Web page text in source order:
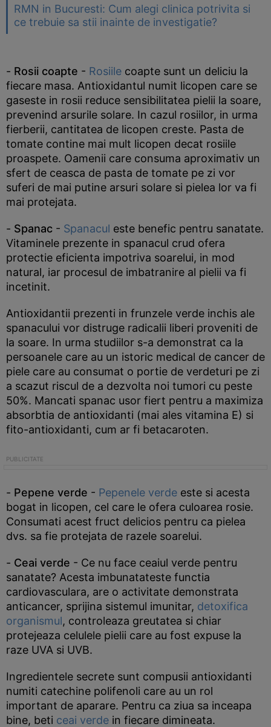
RMN in Bucuresti: Cum alegi clinica potrivita si
ce trebuie sa stii inainte de investigatie?
- Rosii coapte - Rosiile coapte sunt un deliciu la
fiecare masa. Antioxidantul numit licopen care se
gaseste in rosii reduce sensibilitatea pielii la soare,
prevenind arsurile solare. In cazul rosiilor, in urma
fierberii, cantitatea de licopen creste. Pasta de
tomate contine mai mult licopen decat rosiile
proaspete. Oamenii care consuma aproximativ un
sfert de ceasca de pasta de tomate pe zi vor
suferi de mai putine arsuri solare si pielea lor va fi
mai protejata.
- Spanac - Spanacul este benefic pentru sanatate.
Vitaminele prezente in spanacul crud ofera
protectie eficienta impotriva soarelui, in mod
natural, iar procesul de imbatranire al pielii va fi
incetinit.
Antioxidantii prezenti in frunzele verde inchis ale
spanacului vor distruge radicalii liberi proveniti de
la soare. In urma studiilor s-a demonstrat ca la
persoanele care au un istoric medical de cancer de
piele care au consumat o portie de verdeturi pe zi
a scazut riscul de a dezvolta noi tumori cu peste
50%. Mancati spanac usor fiert pentru a maximiza
absorbtia de antioxidanti (mai ales vitamina E) si
fito-antioxidanti, cum ar fi betacaroten.
- Pepene verde - Pepenele verde este si acesta
bogat in licopen, cel care le ofera culoarea rosie.
Consumati acest fruct delicios pentru ca pielea
dvs. sa fie protejata de razele soarelui.
- Ceai verde - Ce nu face ceaiul verde pentru
sanatate? Acesta imbunatateste functia
cardiovasculara, are o activitate demonstrata
anticancer, sprijina sistemul imunitar, detoxifica
organismul, controleaza greutatea si chiar
protejeaza celulele pielii care au fost expuse la
raze UVA si UVB.
Ingredientele secrete sunt compusii antioxidanti
numiti catechine polifenoli care au un rol
important de aparare. Pentru ca ziua sa inceapa
bine, beti ceai verde in fiecare dimineata.